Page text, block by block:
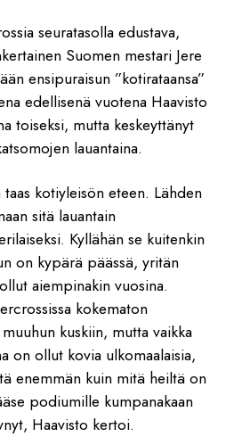
seuratasolla edustava,
Suomen mestari Jere
ensipuraisun ”kotirataansa”
edellisenä vuotena Haavisto
toiseksi, mutta keskeyttänyt
lauantaina.
kotiyleisön eteen. Lähden
sitä lauantain
Kyllähän se kuitenkin
on kypärä päässä, yritän
aiempinakin vuosina.
kokematon
kuskiin, mutta vaikka
on ollut kovia ulkomaalaisia,
enemmän kuin mitä heiltä on
podiumille kumpanakaan
Haavisto kertoi.